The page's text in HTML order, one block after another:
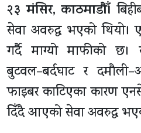
२३ मंसिर, काठमाडाैँ।
सेवा अवरुद्ध भएको
गर्दै माग्यो माफीको छ।
बुटवल–बर्दघाट र
फाइबर काटिएका कारण
दिँदै आएको सेवा अवरुद्ध